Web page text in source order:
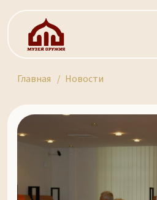
Главная Новости